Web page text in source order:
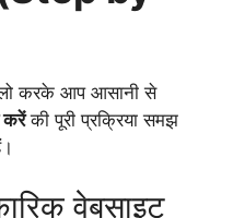
करके आप आसानी से
करेंकी पूरी प्रक्रिया समझ
वेबसाइट